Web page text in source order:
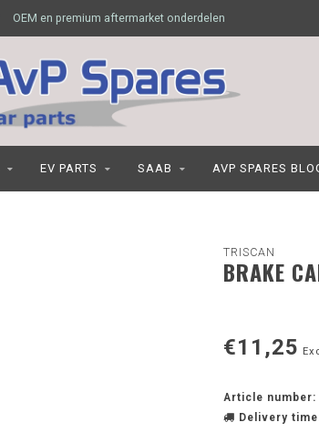
OEM en premium aftermarket onderdelen
EV PARTS SAAB AVP SPARES
TRISCAN
BRAKE
€11,25
Article number:
Delivery